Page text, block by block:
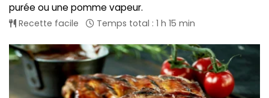
purée ou une pomme vapeur.
Recette facile Temps total : 1 h 15 min